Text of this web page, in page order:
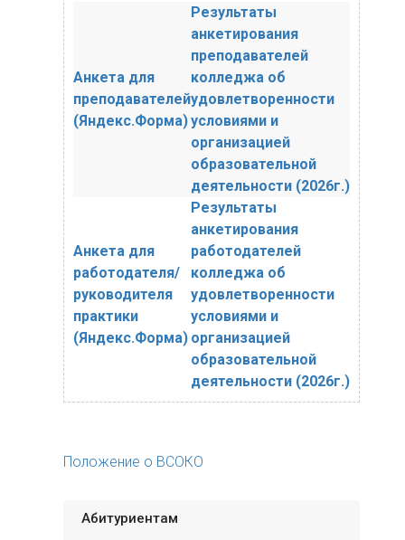
Анкета для
преподавателей
(Яндекс.Форма)
Результаты
анкетирования
преподавателей
колледжа об
удовлетворенности
условиями и
организацией
образовательной
деятельности (2026г.)
Анкета для
работодателя/
руководителя
практики
(Яндекс.Форма)
Результаты
анкетирования
работодателей
колледжа об
удовлетворенности
условиями и
организацией
образовательной
деятельности (2026г.)
Положение о ВСОКО
Абитуриентам